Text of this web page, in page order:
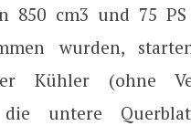
850 cm3 und 75
wurden,
Kühler (ohne
untere